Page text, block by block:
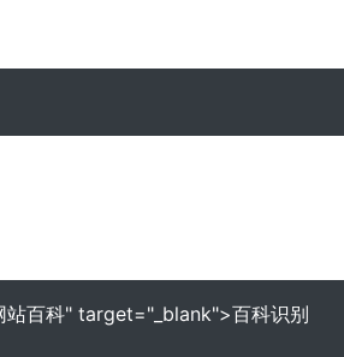
百科" target="_blank">百科识别